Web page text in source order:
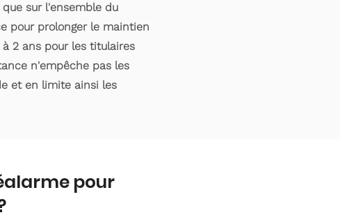
que sur l'ensemble du
pour prolonger le maintien
2 ans pour les titulaires
n'empêche pas les
et en limite ainsi les
pour